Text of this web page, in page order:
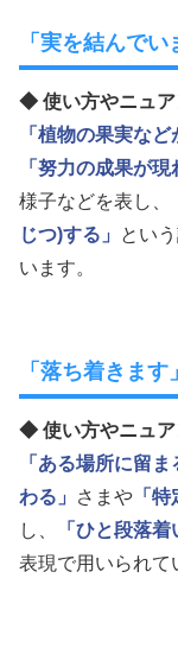
「実を結んでい
◆ 使い方やニュア
「植物の果実など
「努力の成果が現
様子などを表し、
じつ)する」
とい
います。
「落ち着きます」
◆ 使い方やニュア
「ある場所に留ま
わる」
さまや 「
し、
「ひと段落
表現で用いられて